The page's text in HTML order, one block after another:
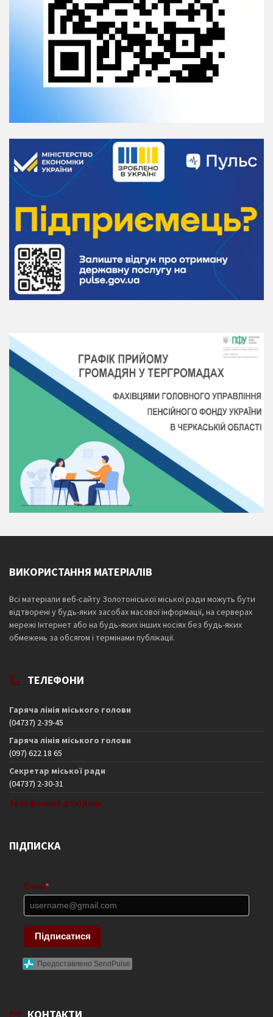
ВИКОРИСТАННЯ МАТЕРІАЛІВ
Всі матеріали веб-сайту Золотоніської міської ради можуть бути
відтворені у будь-яких засобах масової інформації, на серверах
мережі Інтернет або на будь-яких інших носіях без будь-яких
обмежень за обсягом і термінами публікації.
ТЕЛЕФОНИ
Гаряча лінія міського голови
(04737) 2-39-45
Гаряча лінія міського голови
(097) 622 18 65
Секретар міської ради
(04737) 2-30-31
Телефонний довідник
ПІДПИСКА
Email *
Підписатися
Предоставлено SendPulse
КОНТАКТИ